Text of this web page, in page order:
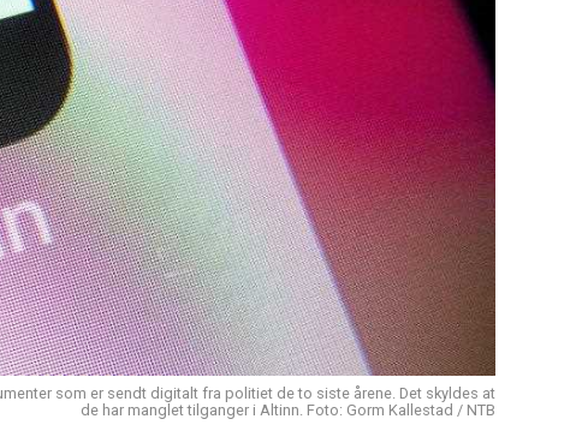
som er sendt digitalt fra politiet de to siste årene. Det skyldes at
de har manglet tilganger i Altinn. Foto: Gorm Kallestad / NTB